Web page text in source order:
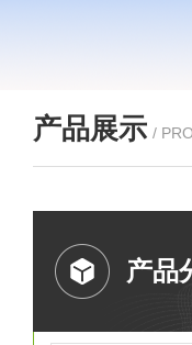
产品展示 /
产品